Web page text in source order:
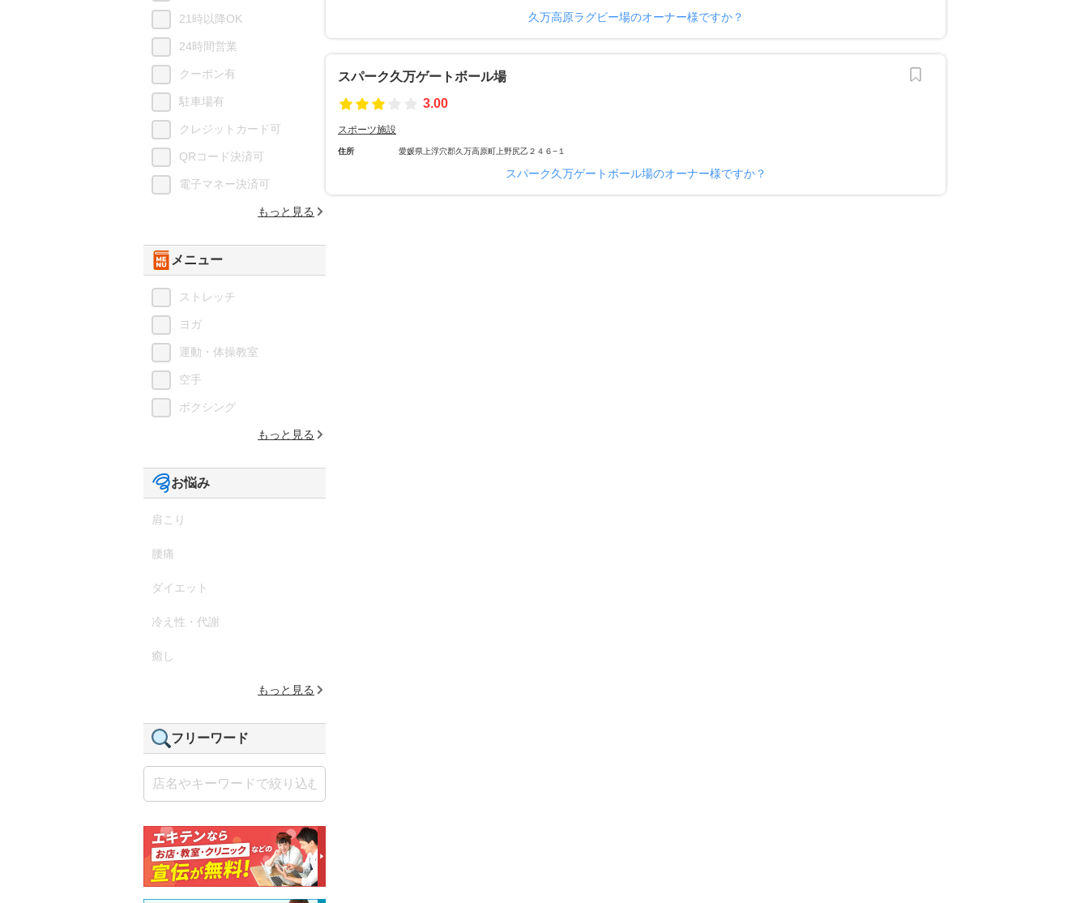
久万高原ラグビー場のオーナー様ですか？
スパーク久万ゲートボール場
3.00
スポーツ施設
住所 愛媛県上浮穴郡久万高原町上野尻乙２４６−１
スパーク久万ゲートボール場のオーナー様ですか？
21時以降OK
24時間営業
クーポン有
駐車場有
クレジットカード可
QRコード決済可
電子マネー決済可
もっと見る
メニュー
ストレッチ
ヨガ
運動・体操教室
空手
ボクシング
もっと見る
お悩み
肩こり
腰痛
ダイエット
冷え性・代謝
癒し
もっと見る
フリーワード